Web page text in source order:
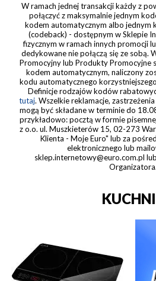
W ramach jednej transakcji każdy z
połączyć z maksymalnie jednym
kodem automatycznym albo jednym
(codeback) - dostępnym w Sklepie
fizycznym w ramach innych promocji
dedykowane nie połączą się ze sobą.
Promocyjny lub Produkty Promocyjne
kodem automatycznym, naliczony
kodu automatycznego
Definicje rodzajów kodów
tutaj. Wszelkie reklamacje,
mogą być składane w terminie do
przykładowo: pocztą w formie
z o.o. ul. Muszkieterów 15, 02-273
Klienta - Moje Euro" lub za
elektronicznego lub
sklep.internetowy@euro.com.pl
Organizatora.